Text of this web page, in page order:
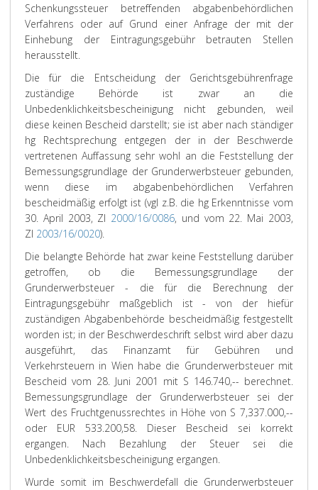
Schenkungssteuer betreffenden abgabenbehördlichen
Verfahrens oder auf Grund einer Anfrage der mit der
Einhebung der Eintragungsgebühr betrauten Stellen
herausstellt.
Die für die Entscheidung der Gerichtsgebührenfrage
zuständige Behörde ist zwar an die
Unbedenklichkeitsbescheinigung nicht gebunden, weil
diese keinen Bescheid darstellt; sie ist aber nach ständiger
hg Rechtsprechung entgegen der in der Beschwerde
vertretenen Auffassung sehr wohl an die Feststellung der
Bemessungsgrundlage der Grunderwerbsteuer gebunden,
wenn diese im abgabenbehördlichen Verfahren
bescheidmäßig erfolgt ist (vgl z.B. die hg Erkenntnisse vom
30. April 2003, Zl 2000/16/0086, und vom 22. Mai 2003,
Zl 2003/16/0020).
Die belangte Behörde hat zwar keine Feststellung darüber
getroffen, ob die Bemessungsgrundlage der
Grunderwerbsteuer - die für die Berechnung der
Eintragungsgebühr maßgeblich ist - von der hiefür
zuständigen Abgabenbehörde bescheidmäßig festgestellt
worden ist; in der Beschwerdeschrift selbst wird aber dazu
ausgeführt, das Finanzamt für Gebühren und
Verkehrsteuern in Wien habe die Grunderwerbsteuer mit
Bescheid vom 28. Juni 2001 mit S 146.740,-- berechnet.
Bemessungsgrundlage der Grunderwerbsteuer sei der
Wert des Fruchtgenussrechtes in Höhe von S 7,337.000,--
oder EUR 533.200,58. Dieser Bescheid sei korrekt
ergangen. Nach Bezahlung der Steuer sei die
Unbedenklichkeitsbescheinigung ergangen.
Wurde somit im Beschwerdefall die Grunderwerbsteuer